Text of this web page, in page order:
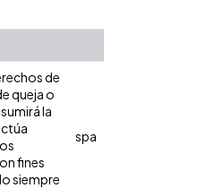
de
queja o
la
fines
siempre
spa